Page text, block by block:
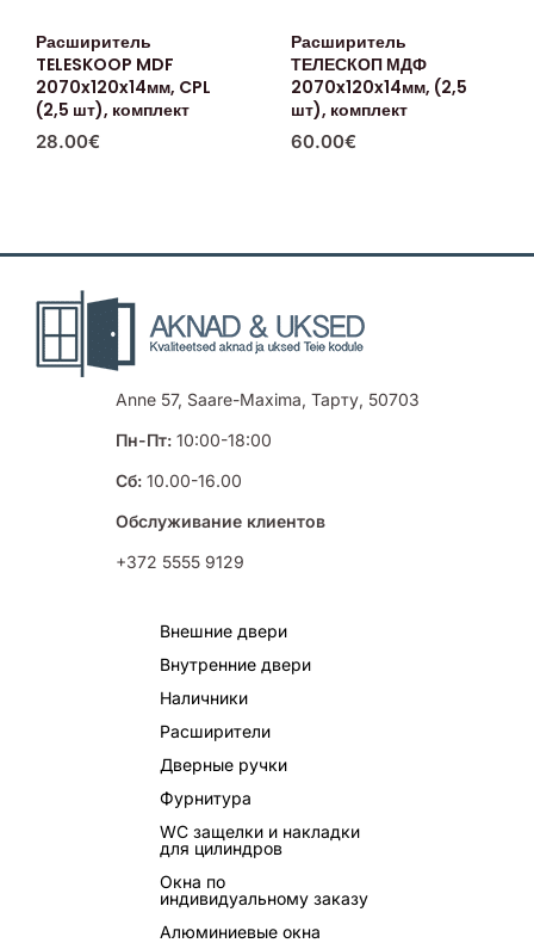
Расширитель
TELESKOOP MDF
2070x120x14мм, CPL
(2,5 шт), комплект
28.00€
Расширитель
ТЕЛЕСКОП МДФ
2070x120x14мм, (2,5
шт), комплект
60.00€
Anne 57, Saare-Maxima, Тарту, 50703
Пн-Пт:10:00-18:00
Сб:10.00-16.00
Обслуживание клиентов
+372 5555 9129
Внешние двери
Внутренние двери
Наличники
Расширители
Дверные ручки
Фурнитура
WC защелки и накладки
для цилиндров
Окна по
индивидуальному заказу
Алюминиевые окна